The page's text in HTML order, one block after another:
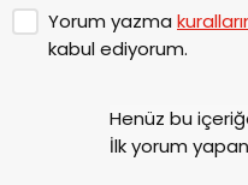
Yorum yazma
kabul ediyorum.
Henüz bu
İlk yorum